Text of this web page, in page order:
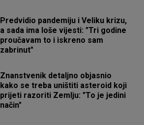
Predvidio pandemiju i Veliku krizu,
a sada ima loše vijesti: "Tri godine
proučavam to i iskreno sam
zabrinut"
Znanstvenik detaljno objasnio
kako se treba uništiti asteroid koji
prijeti razoriti Zemlju: "To je jedini
način"